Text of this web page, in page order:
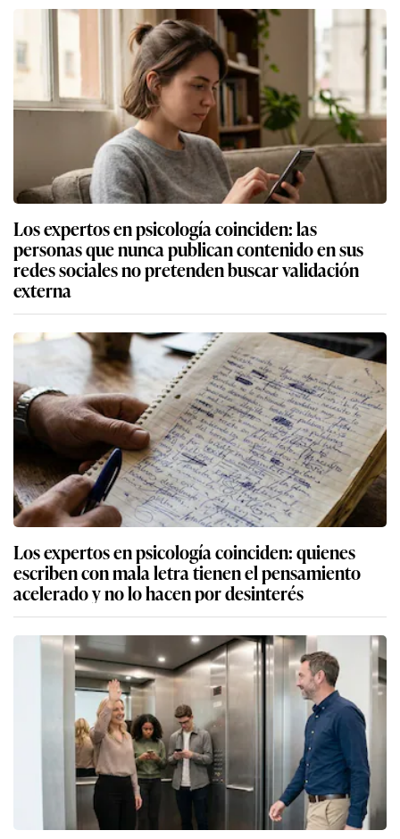
Los expertos en psicología coinciden: las
personas que nunca publican contenido en sus
redes sociales no pretenden buscar validación
externa
Los expertos en psicología coinciden: quienes
escriben con mala letra tienen el pensamiento
acelerado y no lo hacen por desinterés